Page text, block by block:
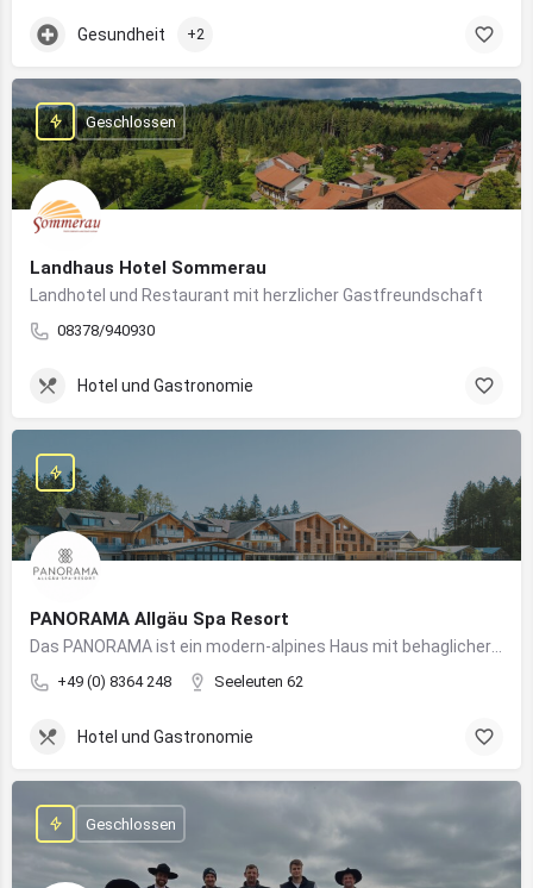
Gesundheit +2
Landhaus Hotel Sommerau
Landhotel und Restaurant mit herzlicher Gastfreundschaft
08378/940930
Geschlossen
Hotel und Gastronomie
PANORAMA Allgäu Spa Resort
+49 (0) 8364 248 Seeleuten 62
Hotel und Gastronomie
Geschlossen